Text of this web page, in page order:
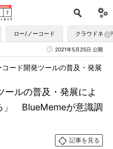
ロー/ノーコード クラウドネイ
2021年5月25日 公開
ールの普及・発展によ
」 BlueMemeが意識調
ード開発ツールの普及・発展
記事を見る